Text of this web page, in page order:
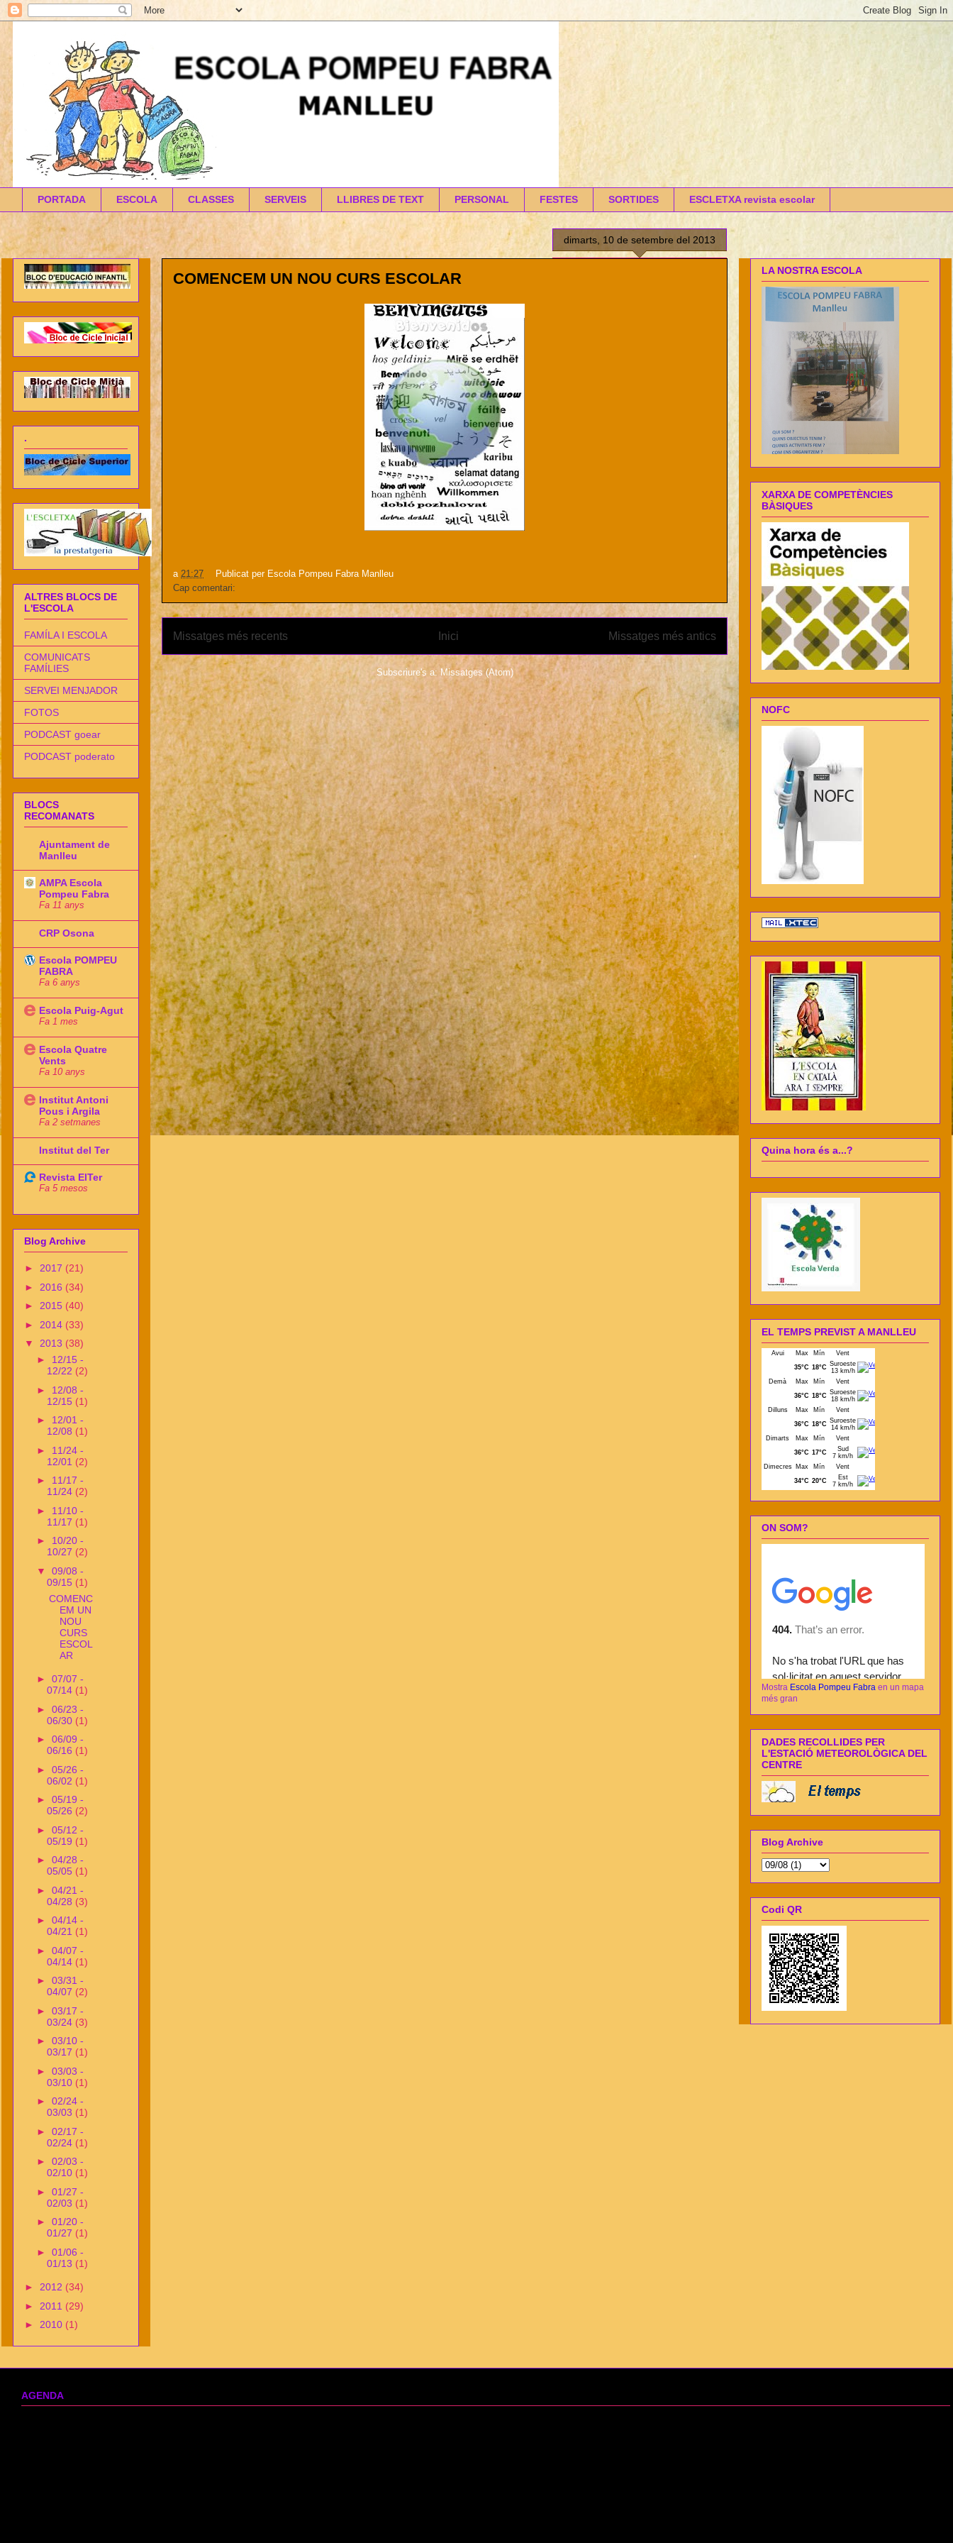
PORTADA ESCOLA CLASSES SERVEIS LLIBRES DE TEXT PERSONAL FESTES SORTIDES ESCLETXA revista escolar
dimarts, 10 de setembre del 2013
COMENCEM UN NOU CURS ESCOLAR
a 21:27 Publicat per Escola Pompeu Fabra Manlleu
Cap comentari:
Missatges més recents Missatges més antics
Inici
Subscriure's a: Missatges (Atom)
.
ALTRES BLOCS DE
L'ESCOLA
FAMÍLA I ESCOLA
COMUNICATS
FAMÍLIES
SERVEI MENJADOR
FOTOS
PODCAST goear
PODCAST poderato
BLOCS
RECOMANATS
Ajuntament de
Manlleu
AMPA Escola
Pompeu Fabra
Fa 11 anys
CRP Osona
Escola POMPEU
FABRA
Fa 6 anys
Escola Puig-Agut
Fa 1 mes
Escola Quatre
Vents
Fa 10 anys
Institut Antoni
Pous i Argila
Fa 2 setmanes
Institut del Ter
Revista ElTer
Fa 5 mesos
Blog Archive
► 2017 (21)
► 2016 (34)
► 2015 (40)
► 2014 (33)
▼ 2013 (38)
► 12/15 -
12/22 (2)
► 12/08 -
12/15 (1)
► 12/01 -
12/08 (1)
► 11/24 -
12/01 (2)
► 11/17 -
11/24 (2)
► 11/10 -
11/17 (1)
► 10/20 -
10/27 (2)
▼ 09/08 -
09/15 (1)
COMENC
EM UN
NOU
CURS
ESCOL
AR
► 07/07 -
07/14 (1)
► 06/23 -
06/30 (1)
► 06/09 -
06/16 (1)
► 05/26 -
06/02 (1)
► 05/19 -
05/26 (2)
► 05/12 -
05/19 (1)
► 04/28 -
05/05 (1)
► 04/21 -
04/28 (3)
► 04/14 -
04/21 (1)
► 04/07 -
04/14 (1)
► 03/31 -
04/07 (2)
► 03/17 -
03/24 (3)
► 03/10 -
03/17 (1)
► 03/03 -
03/10 (1)
► 02/24 -
03/03 (1)
► 02/17 -
02/24 (1)
► 02/03 -
02/10 (1)
► 01/27 -
02/03 (1)
► 01/20 -
01/27 (1)
► 01/06 -
01/13 (1)
► 2012 (34)
► 2011 (29)
► 2010 (1)
LA NOSTRA ESCOLA
XARXA DE COMPETÈNCIES
BÀSIQUES
NOFC
Quina hora és a...?
EL TEMPS PREVIST A MANLLEU
ON SOM?
Mostra Escola Pompeu Fabra en un mapa
més gran
DADES RECOLLIDES PER
L'ESTACIÓ METEOROLÒGICA DEL
CENTRE
Blog Archive
Codi QR
AGENDA